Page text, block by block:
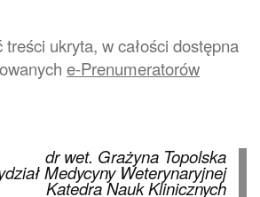
treści ukryta, w całości dostępna
e-Prenumeratorów
dr wet. Grażyna Topolska
Medycyny Weterynaryjnej
Katedra Nauk Klinicznych